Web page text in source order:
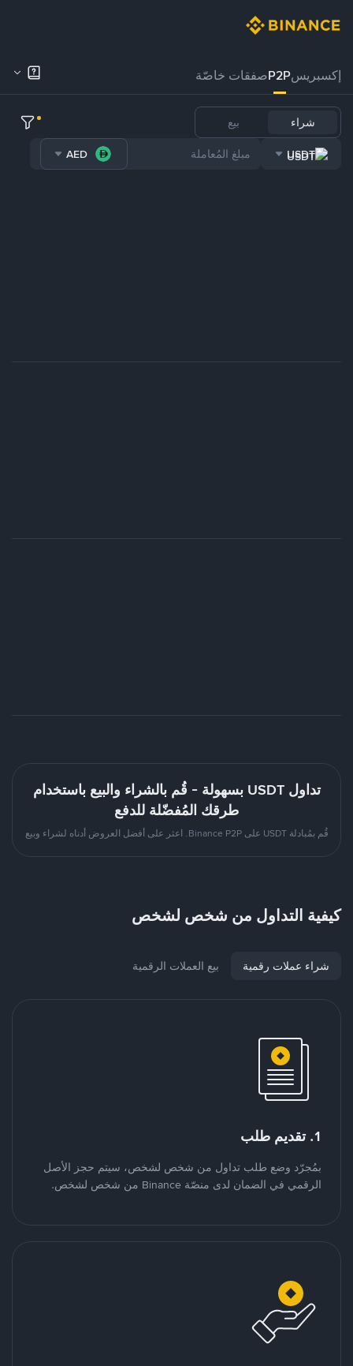
إكسبريسP2Pصفقات خاصّة
شراء بيع
USDT
AED
تداول USDT بسهولة - قُم بالشراء والبيع باستخدام
طرقك المُفضّلة للدفع
قُم بمُبادلة USDT على Binance P2P. اعثر على أفضل العروض أدناه لشراء وبيع
كيفية التداول من شخص لشخص
شراء عملات رقمية بيع العملات الرقمية
1. تقديم طلب
بمُجرّد وضع طلب تداول من شخص لشخص، سيتم حجز الأصل
الرقمي في الضمان لدى منصّة Binance من شخص لشخص.